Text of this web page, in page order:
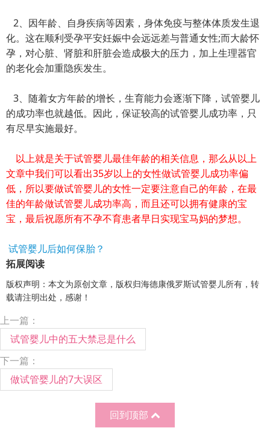
2、因年龄、自身疾病等因素，身体免疫与整体体质发生退
化。这在顺利受孕平安妊娠中会远远差与普通女性;而大龄怀
孕，对心脏、肾脏和肝脏会造成极大的压力，加上生理器官
的老化会加重隐疾发生。
3、随着女方年龄的增长，生育能力会逐渐下降，试管婴儿
的成功率也就越低。因此，保证较高的试管婴儿成功率，只
有尽早实施最好。
以上就是关于试管婴儿最佳年龄的相关信息，那么从以上
文章中我们可以看出35岁以上的女性做试管婴儿成功率偏
低，所以要做试管婴儿的女性一定要注意自己的年龄，在最
佳的年龄做试管婴儿成功率高，而且还可以拥有健康的宝
宝，最后祝愿所有不孕不育患者早日实现宝马妈的梦想。
试管婴儿后如何保胎？
拓展阅读
版权声明：本文为原创文章，版权归海德康俄罗斯试管婴儿所有，转
载请注明出处，感谢！
上一篇：
试管婴儿中的五大禁忌是什么
下一篇：
做试管婴儿的7大误区
回到顶部